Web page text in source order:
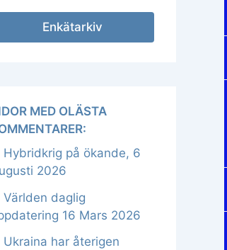
Enkätarkiv
MED OLÄSTA
Hybridkrig på ökande, 6
2026
Världen daglig
16 Mars 2026
Ukraina har återigen